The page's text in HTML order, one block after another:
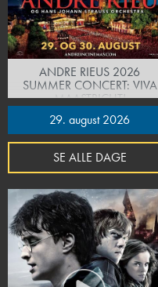
ANDRE RIEUS 2026
SUMMER CONCERT: VIVA
MAASTRICHT!
29. august 2026
SE ALLE DAGE